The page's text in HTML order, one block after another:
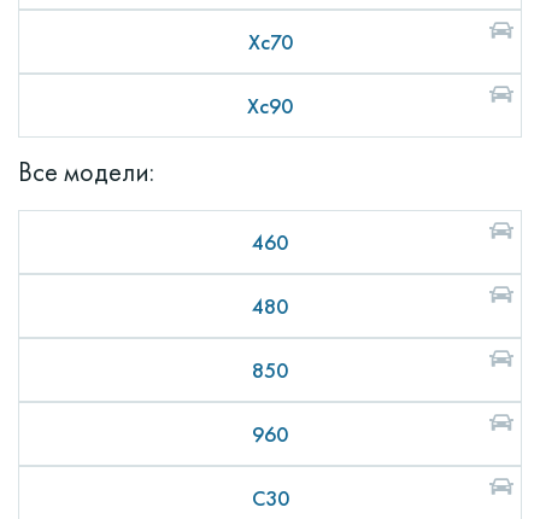
Xc70
Xc90
Все модели:
460
480
850
960
C30